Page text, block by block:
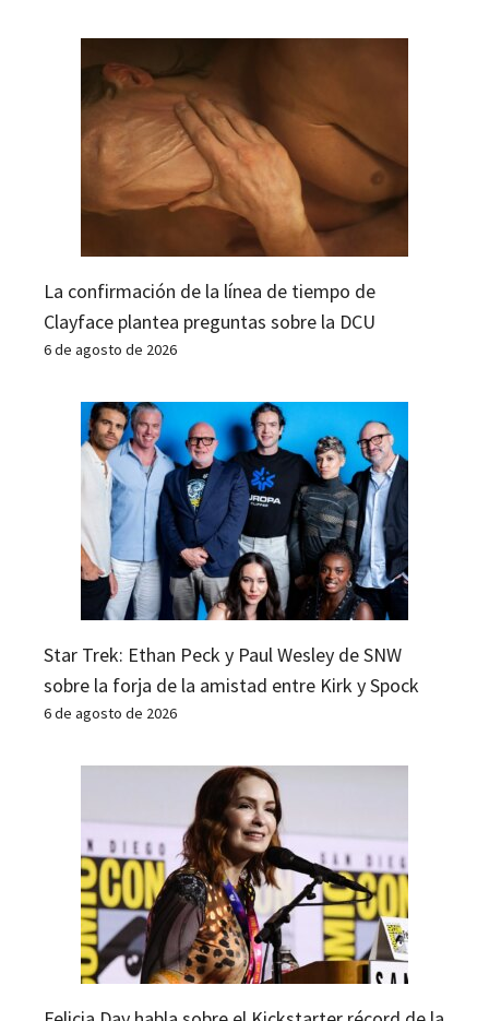
La confirmación de la línea de tiempo de
Clayface plantea preguntas sobre la DCU
6 de agosto de 2026
Star Trek: Ethan Peck y Paul Wesley de SNW
sobre la forja de la amistad entre Kirk y Spock
6 de agosto de 2026